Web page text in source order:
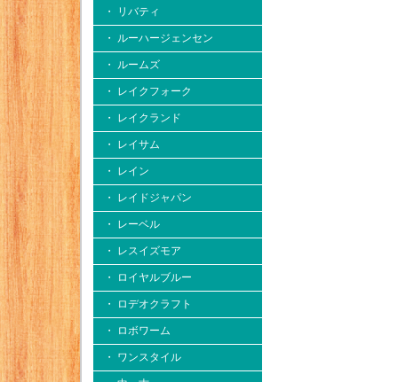
・ リバティ
・ ルーハージェンセン
・ ルームズ
・ レイクフォーク
・ レイクランド
・ レイサム
・ レイン
・ レイドジャパン
・ レーベル
・ レスイズモア
・ ロイヤルブルー
・ ロデオクラフト
・ ロボワーム
・ ワンスタイル